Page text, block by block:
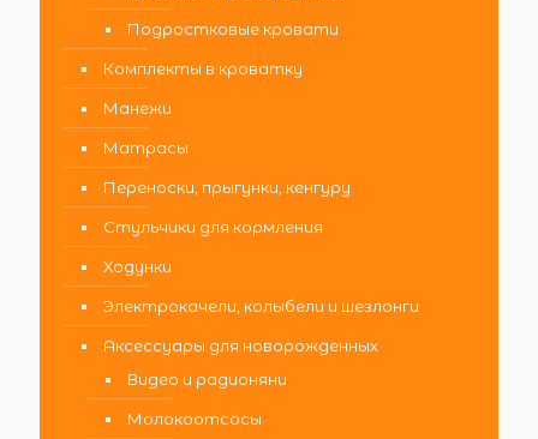
Подростковые кровати
Комплекты в кроватку
Манежи
Матрасы
Переноски, прыгунки, кенгуру
Стульчики для кормления
Ходунки
Электрокачели, колыбели и шезлонги
Аксессуары для новорожденных
Видео и радионяни
Молокоотсосы